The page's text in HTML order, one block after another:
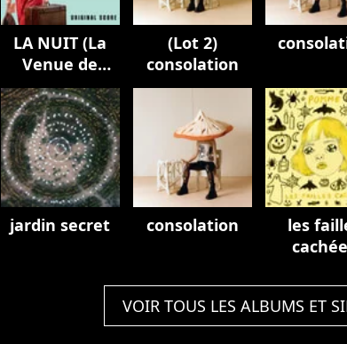
LA NUIT (La
Venue de
l’avenir -
musique
originale)
(Lot 2)
consolation
jardin secret consolation
les
VOIR TOUS LES ALBUMS ET